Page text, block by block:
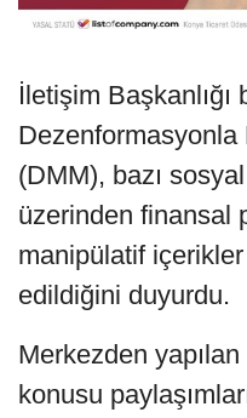
İletişim Başkanlığı
(DMM), bazı
üzerinden finansal
manipülatif içerikler
edildiğini duyurdu.
Merkezden
konusu